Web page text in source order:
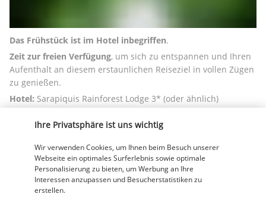
Das Frühstück ist im Hotel inbegriffen.
Zeit zur freien Verfügung, um sich zu entspannen und Ihren
Aufenthalt an diesem erstaunlichen Reiseziel in vollen Zügen
zu genießen.
Hotel: Sarapiquis Rainforest Lodge 3* (oder ähnlich)
TAG 10 | SARAPIQUÍ/ARENAL
Ihre Privatsphäre ist uns wichtig
Wir verwenden Cookies, um Ihnen beim Besuch unserer
Webseite ein optimales Surferlebnis sowie optimale
Personalisierung zu bieten, um Werbung an Ihre
Interessen anzupassen und Besucherstatistiken zu
erstellen.